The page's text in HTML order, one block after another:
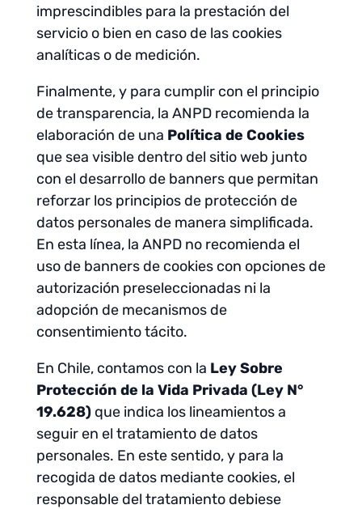
imprescindibles para la prestación del
servicio o bien en caso de las cookies
analíticas o de medición.
Finalmente, y para cumplir con el principio
de transparencia, la ANPD recomienda la
elaboración de una Política de Cookies
que sea visible dentro del sitio web junto
con el desarrollo de banners que permitan
reforzar los principios de protección de
datos personales de manera simplificada.
En esta línea, la ANPD no recomienda el
uso de banners de cookies con opciones de
autorización preseleccionadas ni la
adopción de mecanismos de
consentimiento tácito.
En Chile, contamos con la Ley Sobre
Protección de la Vida Privada (Ley N°
19.628) que indica los lineamientos a
seguir en el tratamiento de datos
personales. En este sentido, y para la
recogida de datos mediante cookies, el
responsable del tratamiento debiese